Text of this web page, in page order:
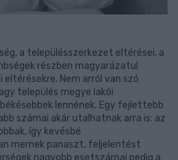
a településszerkezet eltérései, a
részben magyarázatul
Nem arról van szó
település megye lakói
lennének. Egy fejlettebb
számai akár utalhatnak arra is: az
így kevésbé
mernek panaszt, feljelentést
nagyobb esetszámai pedig a